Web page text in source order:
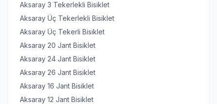
Aksaray 3 Tekerlekli Bisiklet
Aksaray Üç Tekerlekli Bisiklet
Aksaray Üç Tekerli Bisiklet
Aksaray 20 Jant Bisiklet
Aksaray 24 Jant Bisiklet
Aksaray 26 Jant Bisiklet
Aksaray 16 Jant Bisiklet
Aksaray 12 Jant Bisiklet